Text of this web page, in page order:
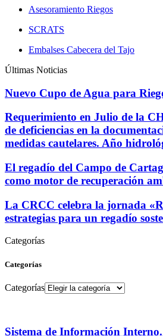
Asesoramiento Riegos
SCRATS
Embalses Cabecera del Tajo
Últimas Noticias
Nuevo Cupo de Agua para
Requerimiento en Julio de la
de deficiencias en la
medidas cautelares. Año
El regadío del Campo de
como motor de recuperación
La CRCC celebra la jornada
estrategias para un regadío
Categorías
Categorías
Categorías
Sistema de Información